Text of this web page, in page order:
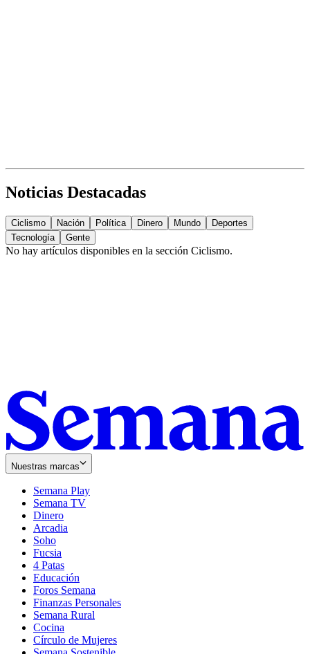
Noticias Destacadas
Ciclismo Nación Política Dinero Mundo
Deportes
Tecnología
Gente
No hay artículos disponibles en la sección Ciclismo.
Nuestras marcas
Semana Play
Semana TV
Dinero
Arcadia
Soho
in
new
window
Fucsia
in
new
window
4 Patas
Educación
Foros Semana
Finanzas Personales
Semana Rural
Cocina
Círculo de Mujeres